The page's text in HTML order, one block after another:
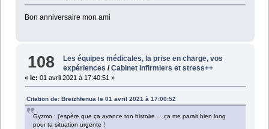
Bon anniversaire mon ami
108
Les équipes médicales, la prise en charge, vos
expériences /Cabinet Infirmiers et stress++
« le: 01 avril 2021 à 17:40:51 »
Citation de: Breizhfenua le 01 avril 2021 à 17:00:52
Gyzmo : j'espère que ça avance ton histoire ... ça me parait bien long
pour ta situation urgente !